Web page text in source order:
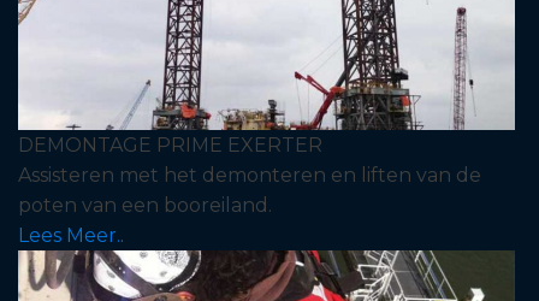
DEMONTAGE PRIME EXERTER
Assisteren met het demonteren en liften van de
poten van een booreiland.
Lees Meer..